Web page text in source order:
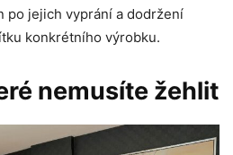
po jejich vyprání a dodržení
konkrétního výrobku.
nemusíte žehlit